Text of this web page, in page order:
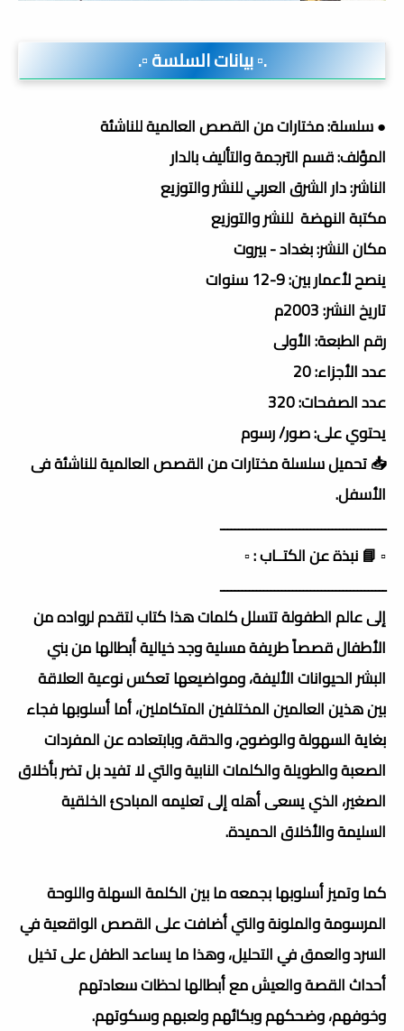
.▫️ بيانات السلسة ▫️.
● سلسلة: مختارات من القصص العالمية للناشئة
المؤلف: قسم الترجمة والتأليف بالدار
الناشر: دار الشرق العربي للنشر والتوزيع
مكتبة النهضة للنشر والتوزيع
مكان النشر: بغداد - بيروت
ينصح لأعمار بين: 9-12 سنوات
تاريخ النشر: 2003م
رقم الطبعة: الأولى
عدد الأجزاء: 20
عدد الصفحات: 320
يحتوي على: صور/ رسوم
📥 تحميل سلسلة مختارات من القصص العالمية للناشئة فى
الأسفل.
ــــــــــــــــــــــــــــــــــــــــــــــ
▫️ 📘 نبذة عن الكتــاب : ▫️
ــــــــــــــــــــــــــــــــــــــــــــــ
إلى عالم الطفولة تتسلل كلمات هذا كتاب لتقدم لرواده من
الأطفال قصصاً طريفة مسلية وجد خيالية أبطالها من بني
البشر الحيوانات الأليفة، ومواضيعها تعكس نوعية العلاقة
بين هذين العالمين المختلفين المتكاملين، أما أسلوبها فجاء
بغاية السهولة والوضوح، والدقة، وبابتعاده عن المفردات
الصعبة والطويلة والكلمات النابية والتي لا تفيد بل تضر بأخلاق
الصغير، الذي يسعى أهله إلى تعليمه المبادئ الخلقية
السليمة والأخلاق الحميدة.
كما وتميز أسلوبها بجمعه ما بين الكلمة السهلة واللوحة
المرسومة والملونة والتي أضافت على القصص الواقعية في
السرد والعمق في التحليل، وهذا ما يساعد الطفل على تخيل
أحداث القصة والعيش مع أبطالها لحظات سعادتهم
وخوفهم، وضحكهم وبكائهم ولعبهم وسكوتهم.